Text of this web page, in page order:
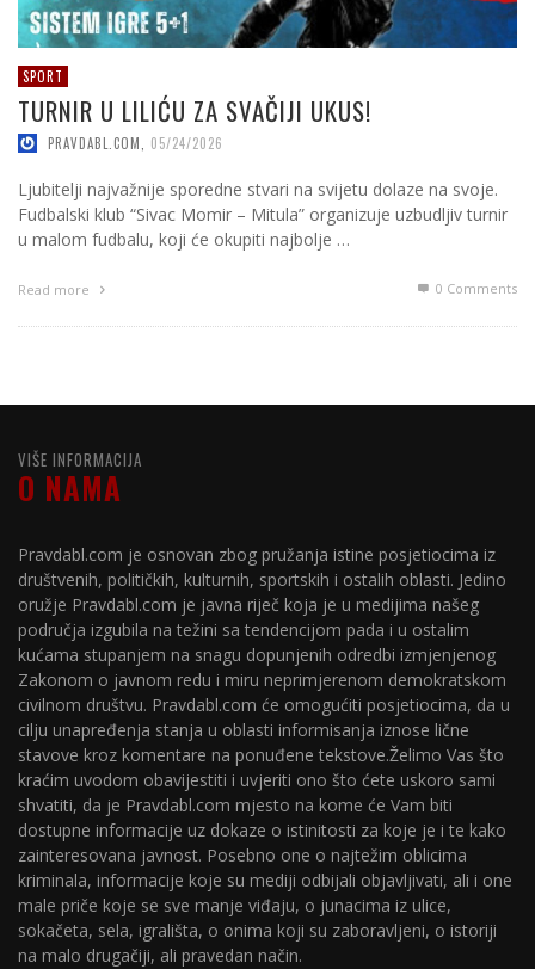
SPORT
TURNIR U LILIĆU ZA SVAČIJI UKUS!
PRAVDABL.COM 05/24/2026
Ljubitelji najvažnije sporedne stvari na svijetu dolaze na svoje.
Fudbalski klub “Sivac Momir – Mitula” organizuje uzbudljiv turnir
u malom fudbalu, koji će okupiti najbolje …
Read more 0 Comments
VIŠE INFORMACIJA
O NAMA
Pravdabl.com je osnovan zbog pružanja istine posjetiocima iz
društvenih, političkih, kulturnih, sportskih i ostalih oblasti. Jedino
oružje Pravdabl.com je javna riječ koja je u medijima našeg
područja izgubila na težini sa tendencijom pada i u ostalim
kućama stupanjem na snagu dopunjenih odredbi izmjenjenog
Zakonom o javnom redu i miru neprimjerenom demokratskom
civilnom društvu. Pravdabl.com će omogućiti posjetiocima, da u
cilju unapređenja stanja u oblasti informisanja iznose lične
stavove kroz komentare na ponuđene tekstove.Želimo Vas što
kraćim uvodom obavijestiti i uvjeriti ono što ćete uskoro sami
shvatiti, da je Pravdabl.com mjesto na kome će Vam biti
dostupne informacije uz dokaze o istinitosti za koje je i te kako
zainteresovana javnost. Posebno one o najtežim oblicima
kriminala, informacije koje su mediji odbijali objavljivati, ali i one
male priče koje se sve manje viđaju, o junacima iz ulice,
sokačeta, sela, igrališta, o onima koji su zaboravljeni, o istoriji
na malo drugačiji, ali pravedan način.